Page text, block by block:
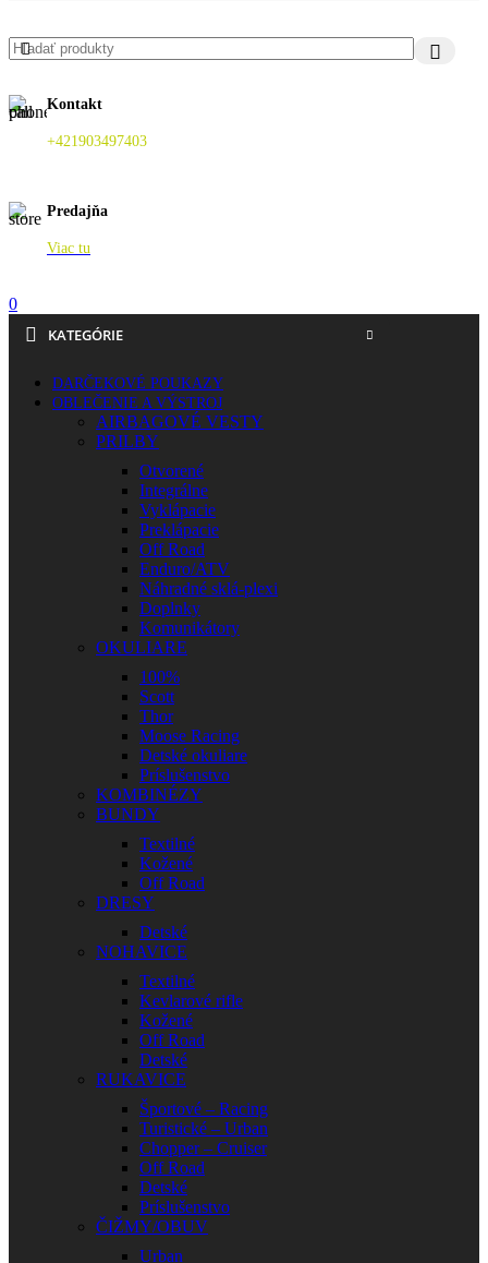
Kontakt
+421903497403
Predajňa
Viac tu
0
KATEGÓRIE
DARČEKOVÉ POUKAZY
OBLEČENIE A VÝSTROJ
AIRBAGOVÉ VESTY
PRILBY
Otvorené
Integrálne
Vyklápacie
Preklápacie
Off Road
Enduro/ATV
Náhradné sklá-plexi
Doplnky
Komunikátory
OKULIARE
100%
Scott
Thor
Moose Racing
Detské okuliare
Príslušenstvo
KOMBINÉZY
BUNDY
Textilné
Kožené
Off Road
DRESY
Detské
NOHAVICE
Textilné
Kevlarové rifle
Kožené
Off Road
Detské
RUKAVICE
Športové – Racing
Turistické – Urban
Chopper – Cruiser
Off Road
Detské
Príslušenstvo
ČIŽMY/OBUV
Urban